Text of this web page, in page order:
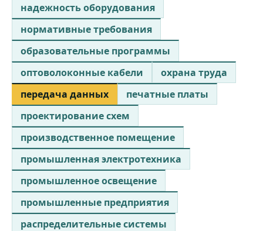
надежность оборудования
нормативные требования
образовательные программы
оптоволоконные кабели
охрана труда
передача данных
печатные платы
проектирование схем
производственное помещение
промышленная электротехника
промышленное освещение
промышленные предприятия
распределительные системы